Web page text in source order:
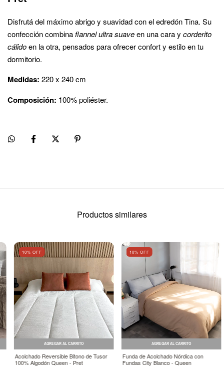
Disfrutá del máximo abrigo y suavidad con el edredón Tina. Su
confección combinaflannel ultra suaveen una cara y corderito
cálidoen la otra, pensados para ofrecer confort y estilo en tu
dormitorio.
Medidas: 220 x 240 cm
Composición: 100% poliéster.
Productos similares
10% OFF
AGREGAR AL CARRITO
Acolchado Reversible Bitono de Tusor
100% Algodón Queen - Pret
10% OFF
AGREGAR AL CARRITO
Funda de Acolchado Nórdica con
Fundas City Blanco - Queen